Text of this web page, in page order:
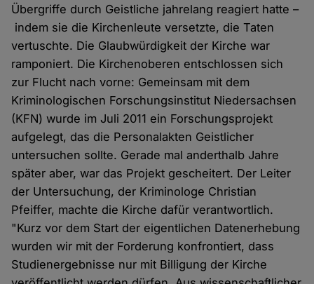
Übergriffe durch Geistliche jahrelang reagiert hatte –
indem sie die Kirchenleute versetzte, die Taten
vertuschte. Die Glaubwürdigkeit der Kirche war
ramponiert. Die Kirchenoberen entschlossen sich
zur Flucht nach vorne: Gemeinsam mit dem
Kriminologischen Forschungsinstitut Niedersachsen
(KFN) wurde im Juli 2011 ein Forschungsprojekt
aufgelegt, das die Personalakten Geistlicher
untersuchen sollte. Gerade mal anderthalb Jahre
später aber, war das Projekt gescheitert. Der Leiter
der Untersuchung, der Kriminologe Christian
Pfeiffer, machte die Kirche dafür verantwortlich.
"Kurz vor dem Start der eigentlichen Datenerhebung
wurden wir mit der Forderung konfrontiert, dass
Studienergebnisse nur mit Billigung der Kirche